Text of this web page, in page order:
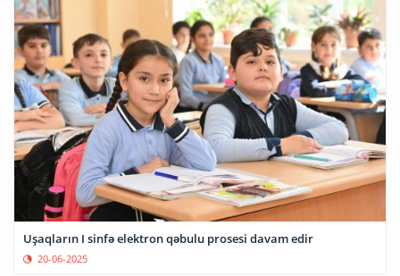
Uşaqların I sinfə elektron qəbulu prosesi davam edir
20-06-2025